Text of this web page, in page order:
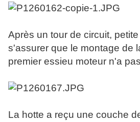
Après un tour de circuit,
s'assurer que le montage de
premier essieu moteur n'a
La hotte a reçu une couche